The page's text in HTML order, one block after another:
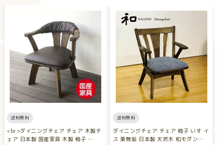
送料無料
<br>ダイニングチェア チェア 木製チ
ェア 日本製 国産家具 木製 椅子 …
送料無料
ダイニングチェア チェア 椅子 いす イ
ス 栗無垢 日本製 天然木 和モダン…